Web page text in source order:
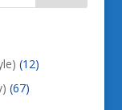
(12)
(67)